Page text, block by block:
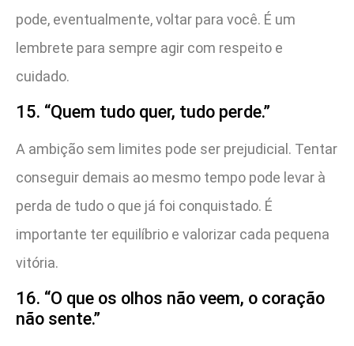
pode, eventualmente, voltar para você. É um
lembrete para sempre agir com respeito e
cuidado.
15. “Quem tudo quer, tudo perde.”
A ambição sem limites pode ser prejudicial. Tentar
conseguir demais ao mesmo tempo pode levar à
perda de tudo o que já foi conquistado. É
importante ter equilíbrio e valorizar cada pequena
vitória.
16. “O que os olhos não veem, o coração
não sente.”